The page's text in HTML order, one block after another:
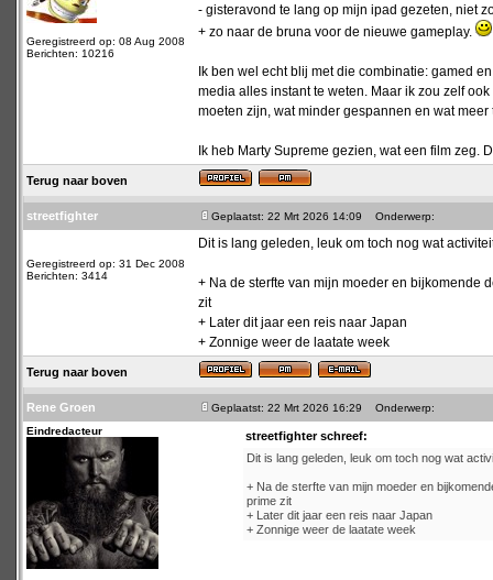
Geregistreerd op: 08 Aug 2008
Berichten: 10216
- gisteravond te lang op mijn ipad gezeten, niet
+ zo naar de bruna voor de nieuwe gameplay.
Ik ben wel echt blij met die combinatie: gamed
media alles instant te weten. Maar ik zou zelf
moeten zijn, wat minder gespannen en wat
Ik heb Marty Supreme gezien, wat een film zeg.
Terug naar boven
streetfighter Geplaatst: 22 Mrt 2026 14:09 Onderwerp:
Geregistreerd op: 31 Dec 2008
Berichten: 3414
Dit is lang geleden, leuk om toch nog wat
+ Na de sterfte van mijn moeder en bijkomende
zit
+ Later dit jaar een reis naar Japan
+ Zonnige weer de laatate week
Terug naar boven
Rene Groen Geplaatst: 22 Mrt 2026 16:29
Onderwerp:
Eindredacteur
streetfighter schreef:
Dit is lang geleden, leuk om toch nog wat
+ Na de sterfte van mijn moeder en
prime zit
+ Later dit jaar een reis naar Japan
+ Zonnige weer de laatate week